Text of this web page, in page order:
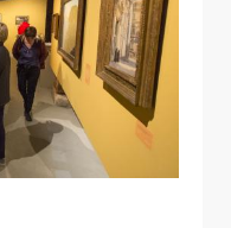
Allow